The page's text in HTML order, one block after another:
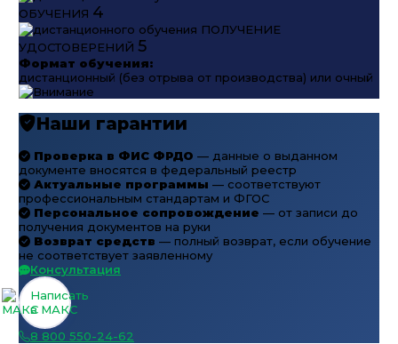
ОБУЧЕНИЯ 4
ПОЛУЧЕНИЕ
УДОСТОВЕРЕНИЙ 5
Формат обучения:
дистанционный (без отрыва от производства) или очный
Наши гарантии
Проверка в ФИС ФРДО — данные о выданном
документе вносятся в федеральный реестр
Актуальные программы — соответствуют
профессиональным стандартам и ФГОС
Персональное сопровождение — от записи до
получения документов на руки
Возврат средств — полный возврат, если обучение
не соответствует заявленному
Консультация
Написать
в МАКС
8 800 550-24-62